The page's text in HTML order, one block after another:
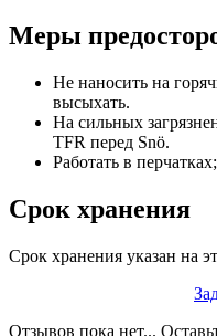
Меры
Не наносить на
высыхать.
На сильных
TFR перед Snö.
Работать в
Срок хранения
Срок хранения указан на
Отзывов пока нет...